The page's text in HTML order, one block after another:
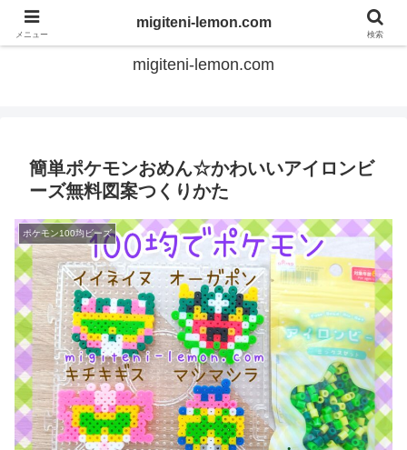
てのひらアイロンビーズ
migiteni-lemon.com
簡単ポケモンおめん☆かわいいアイロンビ
ーズ無料図案つくりかた
ポケモン100均ビーズ
メニュー
migiteni-lemon.com
検索